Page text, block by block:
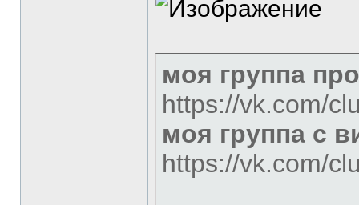
моя группа
https://vk.com/
моя группа с
https://vk.com/